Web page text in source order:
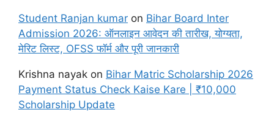
Student Ranjan kumar on Bihar Board Inter
Admission 2026: ऑनलाइन आवेदन की तारीख, योग्यता,
मेरिट लिस्ट, OFSS फॉर्म और पूरी जानकारी
Krishna nayak on Bihar Matric Scholarship 2026
Payment Status Check Kaise Kare | ₹10,000
Scholarship Update